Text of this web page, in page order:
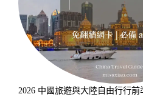
2026 中國旅遊與大陸自由行行